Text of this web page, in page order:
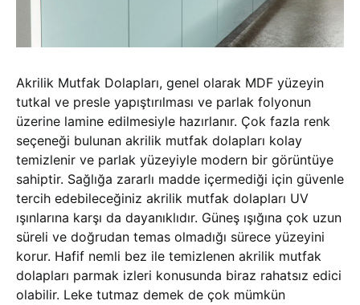
Akrilik Mutfak Dolapları, genel olarak MDF yüzeyin
tutkal ve presle yapıştırılması ve parlak folyonun
üzerine lamine edilmesiyle hazırlanır. Çok fazla renk
seçeneği bulunan akrilik mutfak dolapları kolay
temizlenir ve parlak yüzeyiyle modern bir görüntüye
sahiptir. Sağlığa zararlı madde içermediği için güvenle
tercih edebileceğiniz akrilik mutfak dolapları UV
ışınlarına karşı da dayanıklıdır. Güneş ışığına çok uzun
süreli ve doğrudan temas olmadığı sürece yüzeyini
korur. Hafif nemli bez ile temizlenen akrilik mutfak
dolapları parmak izleri konusunda biraz rahatsız edici
olabilir. Leke tutmaz demek de çok mümkün